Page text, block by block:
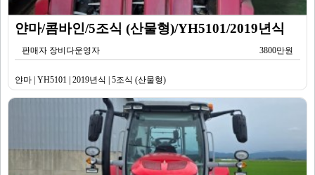
얀마/콤바인/5조식 (산물형)/YH5101/2019년식
판매자 장비다운영자 3800만원
얀마 | YH5101 | 2019년식 | 5조식 (산물형)